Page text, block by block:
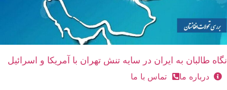
نگاه طالبان به ایران در سایه تنش تهران با آمریکا و اسرائیل
درباره ما تماس با ما